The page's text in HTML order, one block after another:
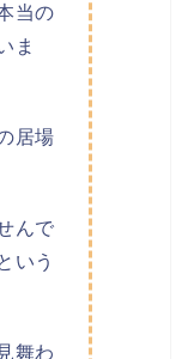
当の
ま
居場
んで
いう
舞わ